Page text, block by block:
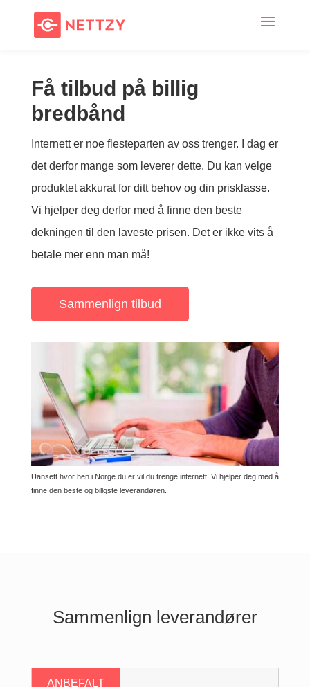
Få tilbud på billig
bredbånd
Internett er noe flesteparten av oss trenger. I dag er
det derfor mange som leverer dette. Du kan velge
produktet akkurat for ditt behov og din prisklasse.
Vi hjelper deg derfor med å finne den beste
dekningen til den laveste prisen. Det er ikke vits å
betale mer enn man må!
Sammenlign tilbud
Uansett hvor hen i Norge du er vil du trenge internett. Vi hjelper deg med å
finne den beste og billgste leverandøren.
Sammenlign leverandører